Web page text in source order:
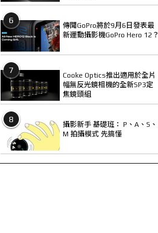
6
傳聞GoPro將於9月6日發表最
新運動攝影機GoPro Hero 12？
7
Cooke Optics推出適用於全片
幅無反光鏡相機的全新SP3定
焦鏡頭組
8
攝影新手 基礎班： P、A、S、
M 拍攝模式 先搞懂